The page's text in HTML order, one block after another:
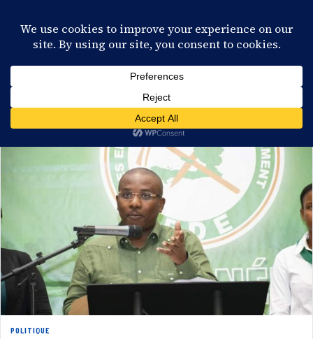
POLITIQUE
POLITIQUE